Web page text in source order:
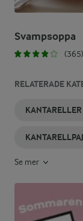
Svampsoppa
(365)
RELATERADE
KANTARELLER
Se mer